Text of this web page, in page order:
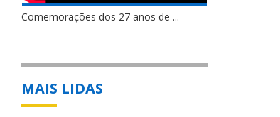
Comemorações dos 27 anos de ...
MAIS LIDAS